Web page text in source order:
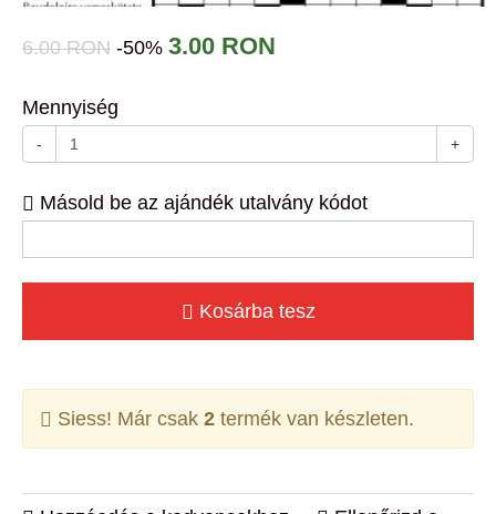
6.00 RON -50% 3.00 RON
Mennyiség
- +
Másold be az ajándék utalvány kódot
Kosárba tesz
Siess! Már csak 2 termék van készleten.